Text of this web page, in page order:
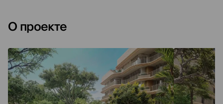
О проекте